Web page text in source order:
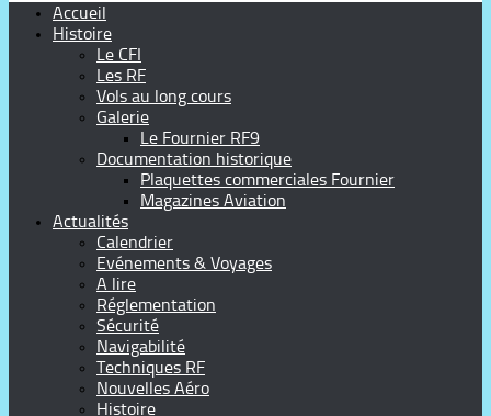
Accueil
Histoire
Le CFI
Les RF
Vols au long cours
Galerie
Le Fournier RF9
Documentation historique
Plaquettes commerciales Fournier
Magazines Aviation
Actualités
Calendrier
Evénements & Voyages
A lire
Réglementation
Sécurité
Navigabilité
Techniques RF
Nouvelles Aéro
Histoire